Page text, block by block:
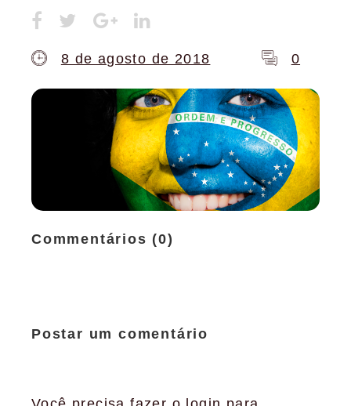
8 de agosto de 2018 0
Commentários (0)
Postar um comentário